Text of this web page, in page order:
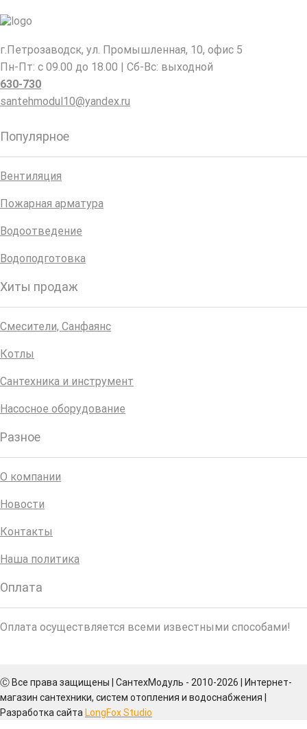
г.Петрозаводск, ул. Промышленная, 10, офис 5
Пн-Пт: с 09.00 до 18.00 | Сб-Вс: выходной
630-730
santehmodul10@yandex.ru
Популярное
Вентиляция
Пожарная арматура
Водоотведение
Водоподготовка
Хиты продаж
Смесители, Санфаянс
Котлы
Сантехника и инструмент
Насосное оборудование
Разное
О компании
Новости
Контакты
Наша политика
Оплата
Оплата осуществляется всеми известными способами!
Ⓒ Все права защищены | СантехМодуль - 2010-2026 | Интернет-
магазин сантехники, систем отопления и водоснабжения |
Разработка сайта LongFox Studio